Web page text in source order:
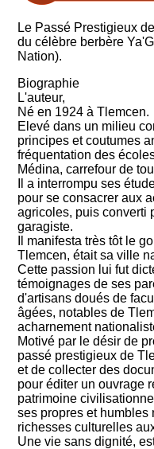
Le Passé Prestigieux
du célèbre berbère
Nation).
Biographie
L'auteur,
Né en 1924 à Tlemcen.
Elevé dans un milieu
principes et coutumes
fréquentation des
Médina, carrefour de
Il a interrompu ses
pour se consacrer aux
agricoles, puis converti
garagiste.
Il manifesta très tôt le
Tlemcen, était sa ville
Cette passion lui fut
témoignages de ses
d'artisans doués de
âgées, notables de
acharnement
Motivé par le désir de
passé prestigieux de
et de collecter des
pour éditer un ouvrage
patrimoine
ses propres et humbles
richesses culturelles
Une vie sans dignité,